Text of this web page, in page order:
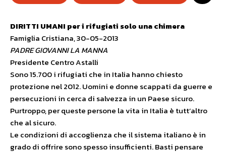
DIRITTI UMANI per i rifugiati solo una chimera
Famiglia Cristiana, 30-05-2013
PADRE GIOVANNI LA MANNA
Presidente Centro Astalli
Sono 15.700 i rifugiati che in Italia hanno chiesto
protezione nel 2012. Uomini e donne scappati da guerre e
persecuzioni in cerca di salvezza in un Paese sicuro.
Purtroppo, per queste persone la vita in Italia è tutt’altro
che al sicuro.
Le condizioni di accoglienza che il sistema italiano è in
grado di offrire sono spesso insufficienti. Basti pensare